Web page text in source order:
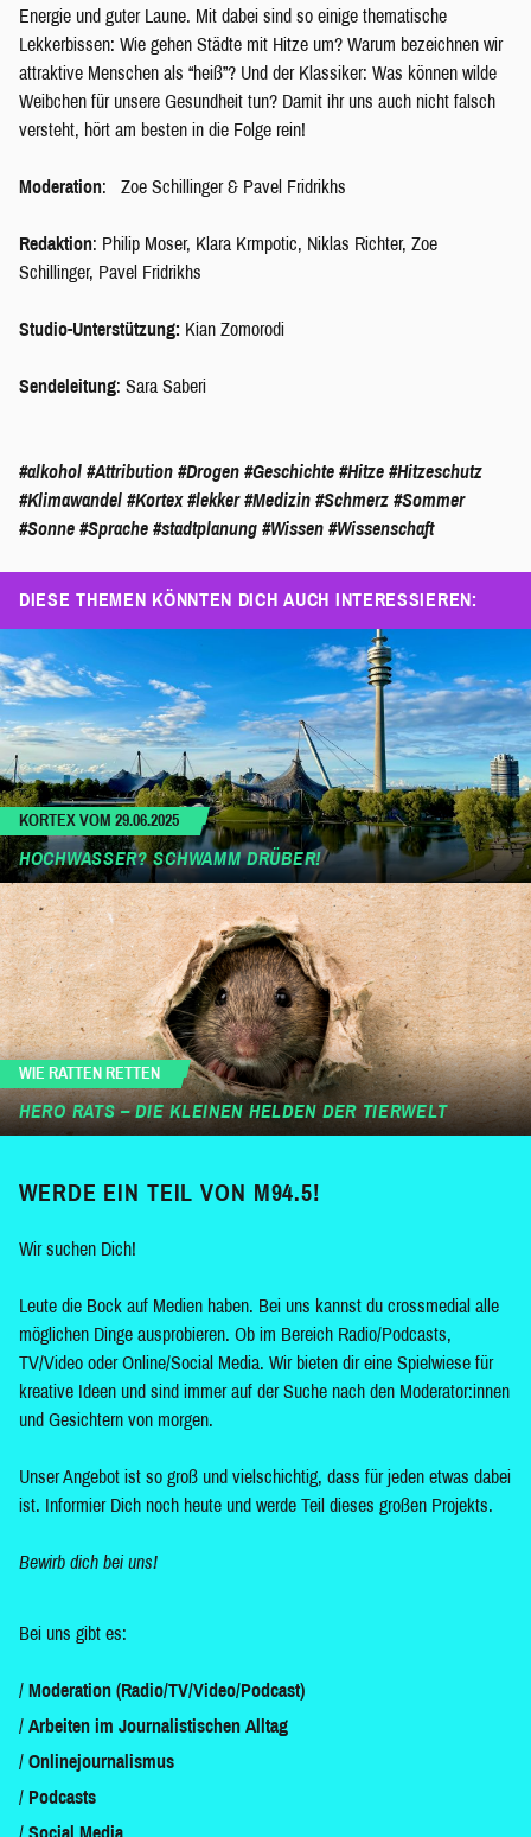
Energie und guter Laune. Mit dabei sind so einige thematische
Lekkerbissen: Wie gehen Städte mit Hitze um? Warum bezeichnen wir
attraktive Menschen als “heiß”? Und der Klassiker: Was können wilde
Weibchen für unsere Gesundheit tun? Damit ihr uns auch nicht falsch
versteht, hört am besten in die Folge rein!
Moderation: Zoe Schillinger & Pavel Fridrikhs
Redaktion: Philip Moser, Klara Krmpotic, Niklas Richter, Zoe
Schillinger, Pavel Fridrikhs
Studio-Unterstützung: Kian Zomorodi
Sendeleitung: Sara Saberi
#alkohol #Attribution #Drogen #Geschichte #Hitze #Hitzeschutz
#Klimawandel #Kortex #lekker #Medizin #Schmerz #Sommer
#Sonne #Sprache #stadtplanung #Wissen #Wissenschaft
DIESE THEMEN KÖNNTEN DICH AUCH INTERESSIEREN:
KORTEX VOM 29.06.2025
HOCHWASSER? SCHWAMM DRÜBER!
WIE RATTEN RETTEN
HERO RATS – DIE KLEINEN HELDEN DER TIERWELT
WERDE EIN TEIL VON M94.5!
Wir suchen Dich!
Leute die Bock auf Medien haben. Bei uns kannst du crossmedial alle
möglichen Dinge ausprobieren. Ob im Bereich Radio/Podcasts,
TV/Video oder Online/Social Media. Wir bieten dir eine Spielwiese für
kreative Ideen und sind immer auf der Suche nach den Moderator:innen
und Gesichtern von morgen.
Unser Angebot ist so groß und vielschichtig, dass für jeden etwas dabei
ist. Informier Dich noch heute und werde Teil dieses großen Projekts.
Bewirb dich bei uns!
Bei uns gibt es:
Moderation (Radio/TV/Video/Podcast)
Arbeiten im Journalistischen Alltag
Onlinejournalismus
Podcasts
Social Media